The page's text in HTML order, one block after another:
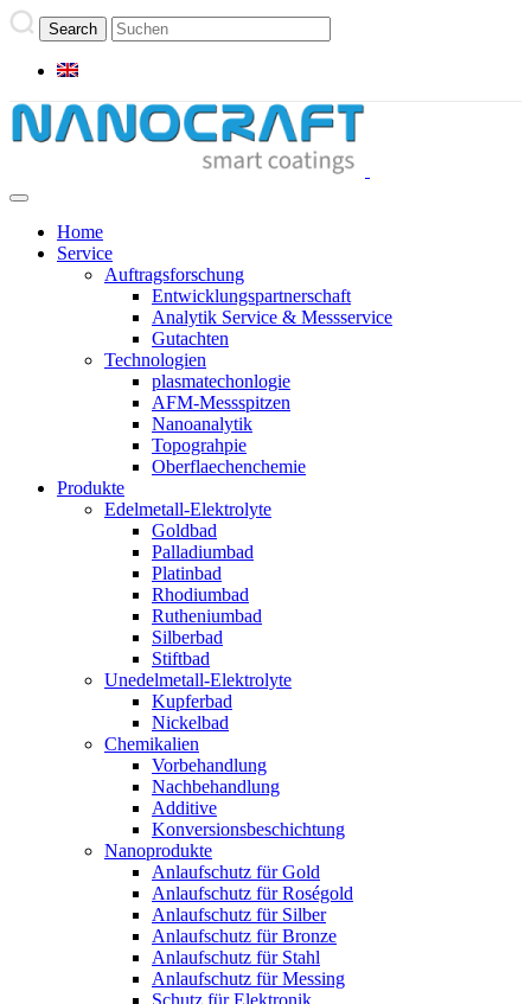
Home
Service
Auftragsforschung
Entwicklungspartnerschaft
Analytik Service & Messservice
Gutachten
Technologien
plasmatechonlogie
AFM-Messspitzen
Nanoanalytik
Topograhpie
Oberflaechenchemie
Produkte
Edelmetall-Elektrolyte
Goldbad
Palladiumbad
Platinbad
Rhodiumbad
Rutheniumbad
Silberbad
Stiftbad
Unedelmetall-Elektrolyte
Kupferbad
Nickelbad
Chemikalien
Vorbehandlung
Nachbehandlung
Additive
Konversionsbeschichtung
Nanoprodukte
Anlaufschutz für Gold
Anlaufschutz für Roségold
Anlaufschutz für Silber
Anlaufschutz für Bronze
Anlaufschutz für Stahl
Anlaufschutz für Messing
Schutz für Elektronik